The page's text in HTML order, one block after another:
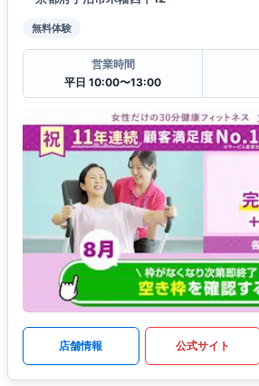
無料体験
営業時間
平日 10:00〜13:00
店舗情報 公式サイト